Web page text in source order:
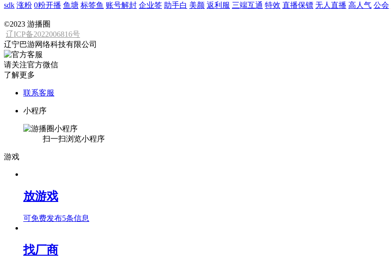
sdk 涨粉 0粉开播 鱼塘 标签鱼 账号解封 企业签 助手白 美颜 返利服 三端互通 特效 直播保镖 无人直播 高人气 公会
©2023 游播圈
辽ICP备2022006816号
辽宁巴游网络科技有限公司
请关注官方微信
了解更多
联系客服
小程序
扫一扫浏览小程序
游戏
放游戏
可免费发布5条信息
找厂商